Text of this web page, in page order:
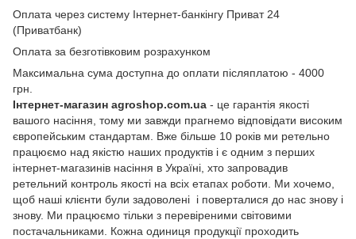
Оплата через систему Інтернет-банкінгу Приват 24
(Приватбанк)
Оплата за безготівковим розрахунком
Максимальна сума доступна до оплати післяплатою - 4000
грн.
Інтернет-магазин agroshop.com.ua - це гарантія якості
вашого насіння, тому ми завжди прагнемо відповідати високим
європейським стандартам. Вже більше 10 років ми ретельно
працюємо над якістю наших продуктів і є одним з перших
інтернет-магазинів насіння в Україні, хто запровадив
ретельний контроль якості на всіх етапах роботи. Ми хочемо,
щоб наші клієнти були задоволені і поверталися до нас знову і
знову. Ми працюємо тільки з перевіреними світовими
постачальниками. Кожна одиниця продукції проходить